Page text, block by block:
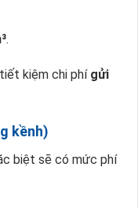
.
kiệm chi phí gửi
kềnh)
biệt sẽ có mức phí